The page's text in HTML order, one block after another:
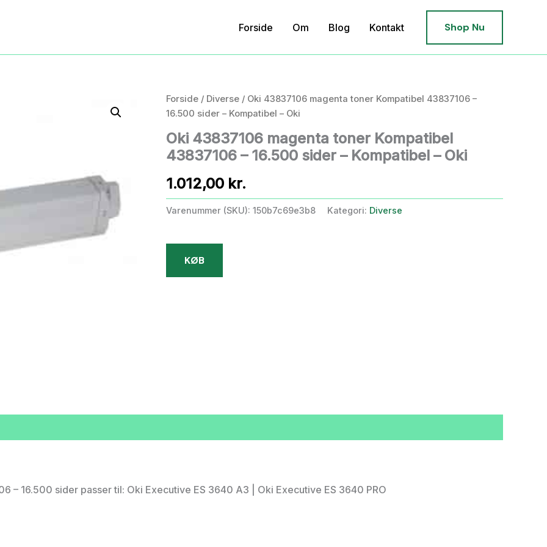
Forside Om Blog Kontakt Shop Nu
Forside / Diverse / Oki 43837106 magenta toner Kompatibel 43837106 –
16.500 sider – Kompatibel – Oki
Oki 43837106 magenta toner Kompatibel
43837106 – 16.500 sider – Kompatibel – Oki
1.012,00 kr.
Varenummer (SKU): 150b7c69e3b8 Kategori: Diverse
KØB
– 16.500 sider passer til: Oki Executive ES 3640 A3 | Oki Executive ES 3640 PRO